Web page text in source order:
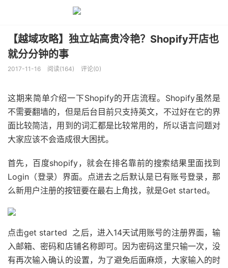
【越域攻略】独立站高贵冷艳？Shopify开店也
就分分钟的事
2017-11-16 阅读(164) 评论(0)
这期来简单介绍一下Shopify的开店流程。Shopify虽然是
不需要翻墙的，但是后台目前只支持英文，不过好在它的界
面比较简洁，用到的词汇都是比较常用的，所以语言问题对
大家应该不会造成很大困扰。
首先，百度shopify，就会在排名靠前的搜索结果里面找到
Login（登录）界面。点进去之后默认是已有账号登录，那
么新用户注册的按钮要在最右上角找，就是Get started。
点击get started 之后，进入14天试用账号的注册界面，输
入邮箱、密码和店铺名称即可。因为密码这里只输一次，没
有再次输入确认的设置，为了避免后面麻烦，大家输入的时